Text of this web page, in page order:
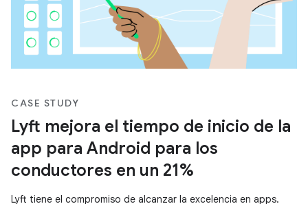
CASE STUDY
Lyft mejora el tiempo de inicio de la
app para Android para los
conductores en un 21%
Lyft tiene el compromiso de alcanzar la excelencia en apps.